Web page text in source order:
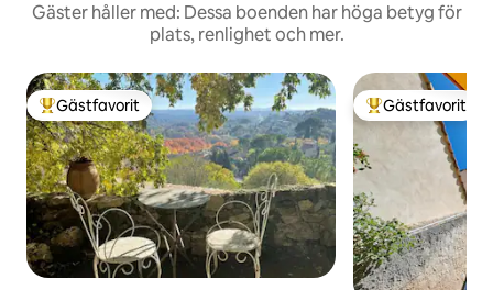
Gäster håller med: Dessa boenden har höga betyg för
plats, renlighet och mer.
Populär gästfavorit
Gästfavorit Populär
Gästfavorit